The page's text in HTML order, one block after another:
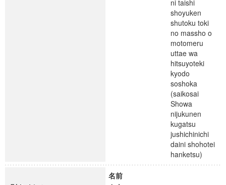
ni taishi
shoyuken
shutoku toki
no massho o
motomeru
uttae wa
hitsuyoteki
kyodo
soshoka
(saikosai
Showa
nijukunen
kugatsu
jushichinichi
daini shohotei
hanketsu)
名前